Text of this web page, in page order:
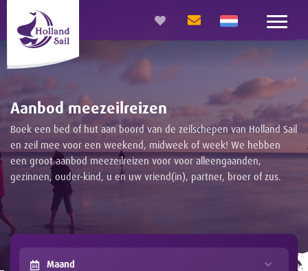
Aanbod meezeilreizen
Boek een bed of hut aan boord van de zeilschepen van Holland Sail
en zeil mee voor een weekend, midweek of week! We hebben
een groot aanbod meezeilreizen voor voor alleengaanden,
gezinnen, ouder-kind, u en uw vriend(in), partner, broer of zus.
Maand